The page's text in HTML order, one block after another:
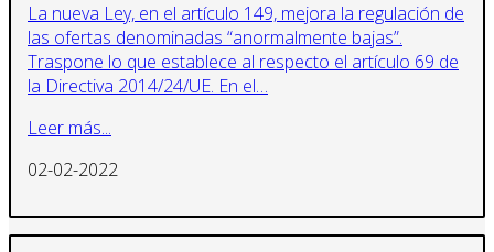
La nueva Ley, en el artículo 149, mejora la regulación de
las ofertas denominadas “anormalmente bajas”.
Traspone lo que establece al respecto el artículo 69 de
la Directiva 2014/24/UE. En el…
Leer más...
02-02-2022